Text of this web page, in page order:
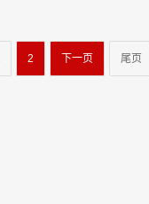
2 下一页 尾页